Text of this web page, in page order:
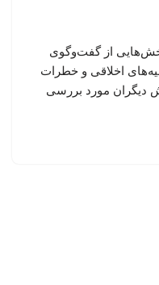
از گفت‌وگوی
اخلاقی و خطرات
دیگران مورد بررسی